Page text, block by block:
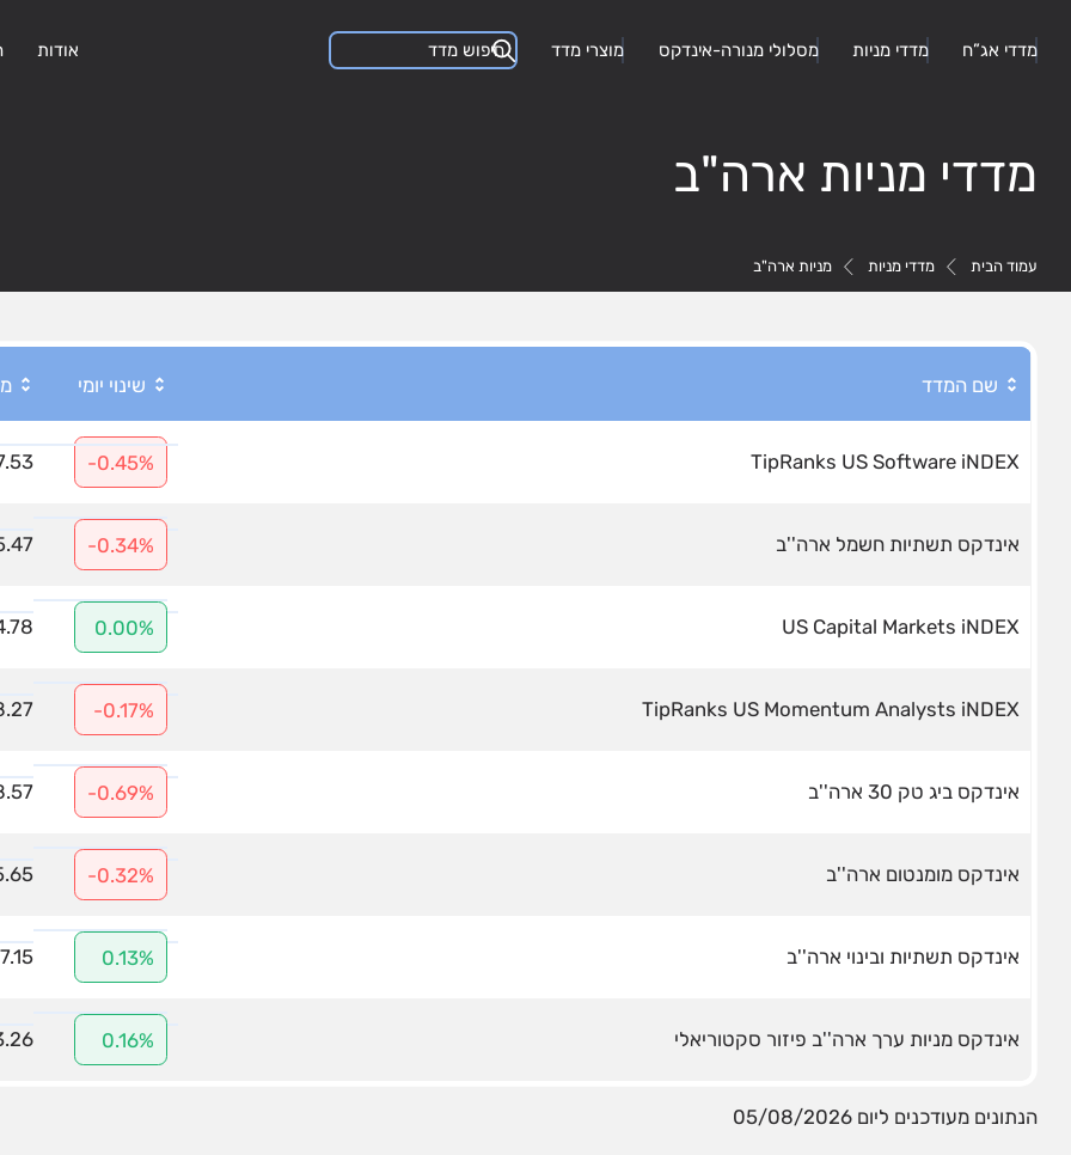
מדדי אג”ח מדדי מניות מסלולי מנורה-אינדקס מוצרי מדד אודות
מדדי מניות ארה"ב
עמוד הבית מדדי מניות מניות ארה"ב
שם המדד שינוי יומי
TipRanks US Software iNDEX
-0.45%
אינדקס תשתיות חשמל ארה''ב -0.34%
US Capital Markets iNDEX
0.00%
TipRanks US Momentum Analysts iNDEX
-0.17%
אינדקס ביג טק 30 ארה''ב -0.69%
אינדקס מומנטום ארה''ב -0.32%
אינדקס תשתיות ובינוי ארה''ב 0.13%
7.15
אינדקס מניות ערך ארה''ב פיזור סקטוריאלי 0.16%
הנתונים מעודכנים ליום 05/08/2026